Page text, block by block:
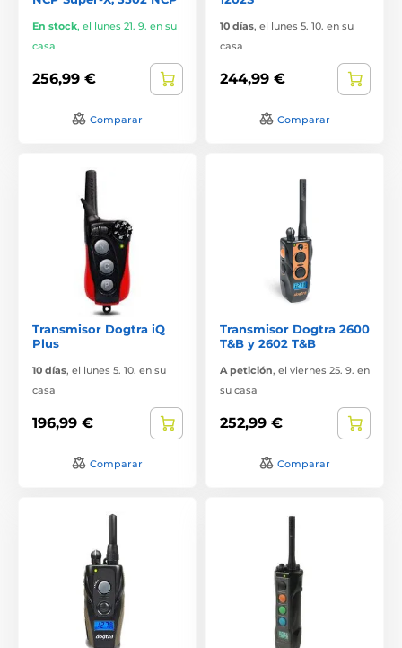
En stock, el lunes 21. 9. en su
casa
256,99 €
Comparar
10 días, el lunes 5. 10. en su
casa
244,99 €
Comparar
Transmisor Dogtra iQ
Plus
10 días, el lunes 5. 10. en su
casa
196,99 €
Comparar
Transmisor Dogtra 2600
T&B y 2602 T&B
A petición, el viernes 25. 9. en
su casa
252,99 €
Comparar